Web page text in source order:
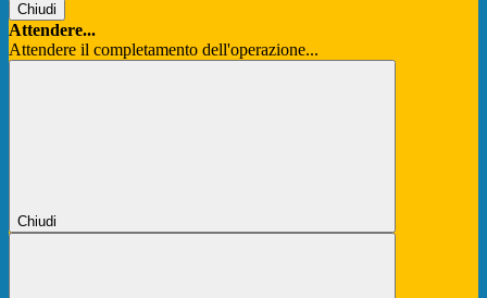
Chiudi
Attendere...
Attendere il completamento dell'operazione...
Chiudi